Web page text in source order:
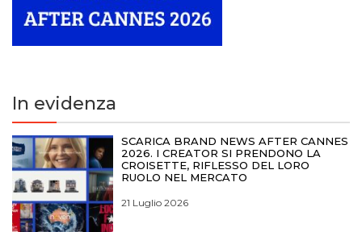
In evidenza
SCARICA BRAND NEWS AFTER CANNES
2026. I CREATOR SI PRENDONO LA
CROISETTE, RIFLESSO DEL LORO
RUOLO NEL MERCATO
21 Luglio 2026